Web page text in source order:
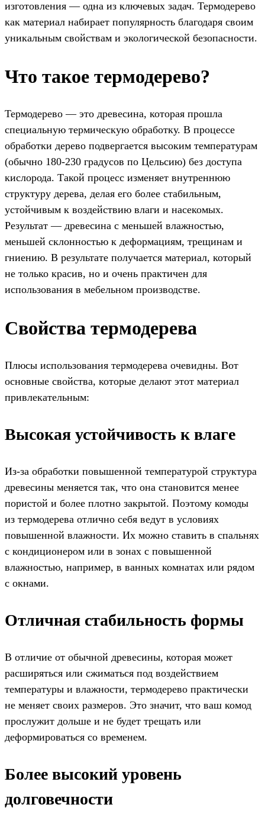
изготовления — одна из ключевых задач. Термодерево
как материал набирает популярность благодаря своим
уникальным свойствам и экологической безопасности.
Что такое термодерево?
Термодерево — это древесина, которая прошла
специальную термическую обработку. В процессе
обработки дерево подвергается высоким температурам
(обычно 180-230 градусов по Цельсию) без доступа
кислорода. Такой процесс изменяет внутреннюю
структуру дерева, делая его более стабильным,
устойчивым к воздействию влаги и насекомых.
Результат — древесина с меньшей влажностью,
меньшей склонностью к деформациям, трещинам и
гниению. В результате получается материал, который
не только красив, но и очень практичен для
использования в мебельном производстве.
Свойства термодерева
Плюсы использования термодерева очевидны. Вот
основные свойства, которые делают этот материал
привлекательным:
Высокая устойчивость к влаге
Из-за обработки повышенной температурой структура
древесины меняется так, что она становится менее
пористой и более плотно закрытой. Поэтому комоды
из термодерева отлично себя ведут в условиях
повышенной влажности. Их можно ставить в спальнях
с кондиционером или в зонах с повышенной
влажностью, например, в ванных комнатах или рядом
с окнами.
Отличная стабильность формы
В отличие от обычной древесины, которая может
расширяться или сжиматься под воздействием
температуры и влажности, термодерево практически
не меняет своих размеров. Это значит, что ваш комод
прослужит дольше и не будет трещать или
деформироваться со временем.
Более высокий уровень
долговечности